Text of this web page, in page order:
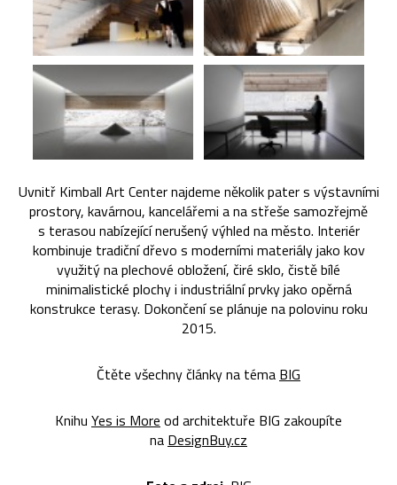
Uvnitř Kimball Art Center najdeme několik pater s výstavními
prostory, kavárnou, kancelářemi a na střeše samozřejmě
s terasou nabízející nerušený výhled na město. Interiér
kombinuje tradiční dřevo s moderními materiály jako kov
využitý na plechové obložení, čiré sklo, čistě bílé
minimalistické plochy i industriální prvky jako opěrná
konstrukce terasy. Dokončení se plánuje na polovinu roku
2015.
Čtěte všechny články na téma BIG
Knihu Yes is More od architektuře BIG zakoupíte
na DesignBuy.cz